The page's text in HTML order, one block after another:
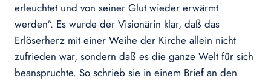
erleuchtet und von seiner Glut wieder erwärmt
werden“. Es wurde der Visionärin klar, daß das
Erlöserherz mit einer Weihe der Kirche allein nicht
zufrieden war, sondern daß es die ganze Welt für sich
beanspruchte. So schrieb sie in einem Brief an den